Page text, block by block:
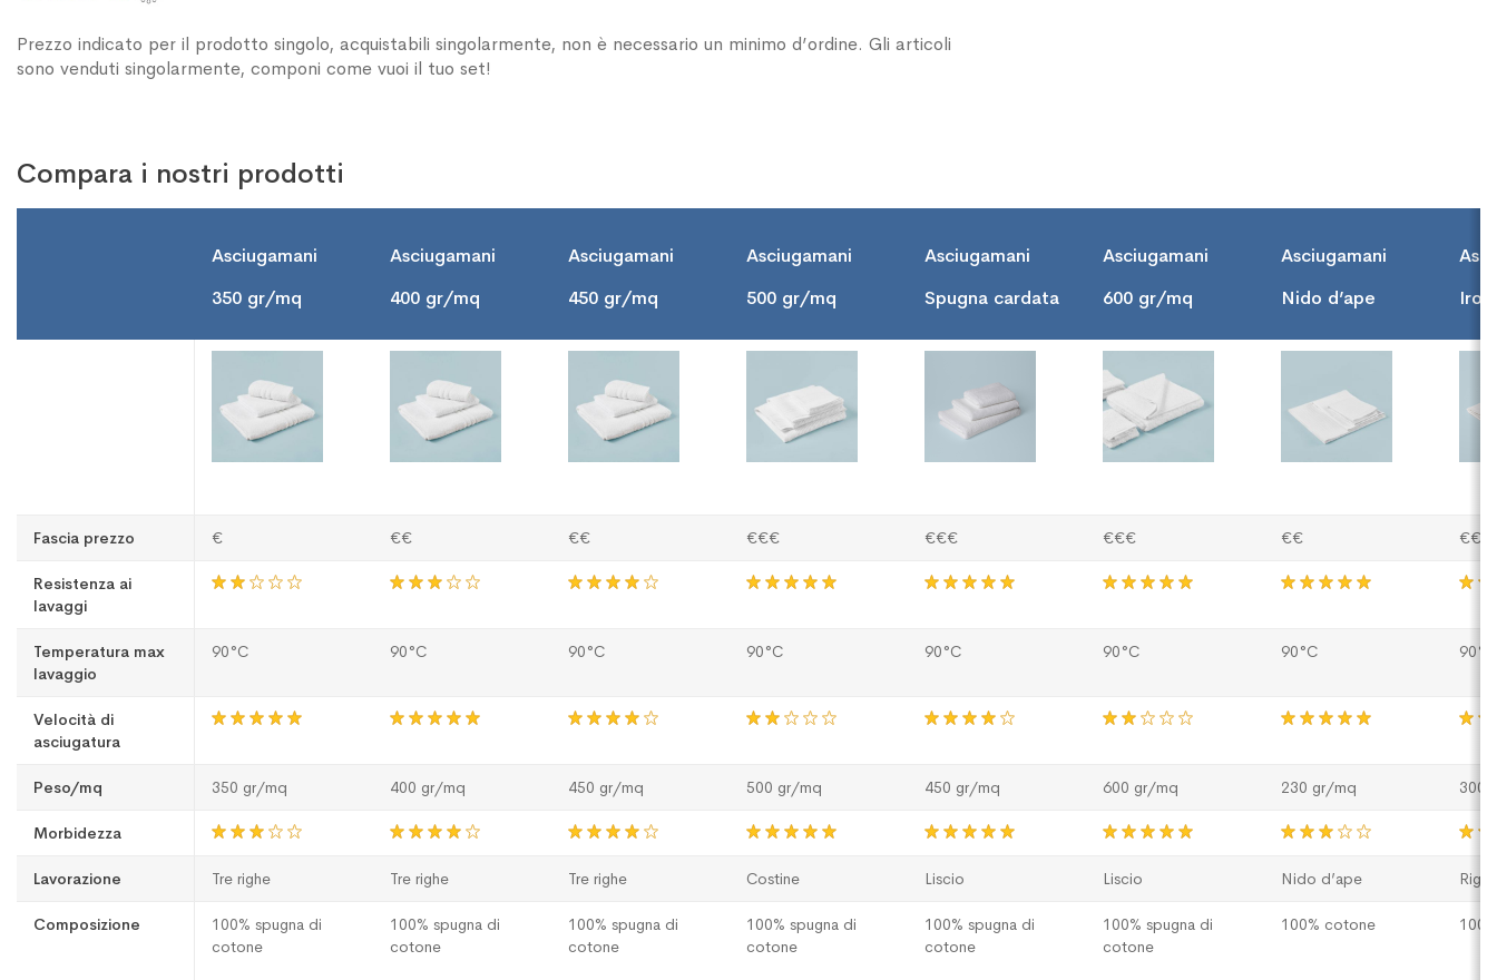
Prezzo indicato per il prodotto singolo, acquistabili singolarmente, non è necessario un minimo d’ordine. Gli articoli
sono venduti singolarmente, componi come vuoi il tuo set!
Compara i nostri prodotti
Asciugamani
350 gr/mq
Asciugamani
400 gr/mq
Asciugamani
450 gr/mq
Asciugamani
500 gr/mq
Asciugamani
Spugna cardata
Asciugamani
600 gr/mq
Asciugamani
Nido d’ape
Fascia prezzo € €€ €€ €€€ €€€ €€€ €€ €€
Resistenza ai
lavaggi
Temperatura max
lavaggio
90°C 90°C 90°C 90°C 90°C 90°C 90°C 90°C
Velocità di
asciugatura
Peso/mq 350 gr/mq 400 gr/mq 450 gr/mq 500 gr/mq 450 gr/mq 600 gr/mq 230 gr/mq 300
Morbidezza
Lavorazione Tre righe Tre righe Tre righe Costine Liscio Liscio Nido d’ape
Composizione
100% spugna di
cotone
100% spugna di
cotone
100% spugna di
cotone
100% spugna di
cotone
100% spugna di
cotone
100% spugna di
cotone
100% cotone